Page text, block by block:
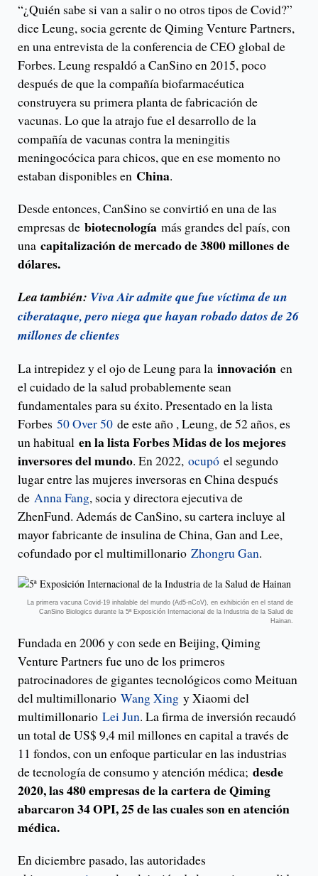
“¿Quién sabe si van a salir o no otros tipos de Covid?”
dice Leung, socia gerente de Qiming Venture Partners,
en una entrevista de la conferencia de CEO global de
Forbes. Leung respaldó a CanSino en 2015, poco
después de que la compañía biofarmacéutica
construyera su primera planta de fabricación de
vacunas. Lo que la atrajo fue el desarrollo de la
compañía de vacunas contra la meningitis
meningocócica para chicos, que en ese momento no
estaban disponibles en China.
Desde entonces, CanSino se convirtió en una de las
empresas de biotecnología más grandes del país, con
una capitalización de mercado de 3800 millones de
dólares.
Lea también: Viva Air admite que fue víctima de un
ciberataque, pero niega que hayan robado datos de 26
millones de clientes
La intrepidez y el ojo de Leung para la innovación en
el cuidado de la salud probablemente sean
fundamentales para su éxito. Presentado en la lista
Forbes 50 Over 50 de este año , Leung, de 52 años, es
un habitual en la lista Forbes Midas de los mejores
inversores del mundo. En 2022, ocupó el segundo
lugar entre las mujeres inversoras en China después
de Anna Fang, socia y directora ejecutiva de
ZhenFund. Además de CanSino, su cartera incluye al
mayor fabricante de insulina de China, Gan and Lee,
cofundado por el multimillonario Zhongru Gan.
La primera vacuna Covid-19 inhalable del mundo (Ad5-nCoV), en exhibición en el stand de
CanSino Biologics durante la 5ª Exposición Internacional de la Industria de la Salud de
Hainan.
Fundada en 2006 y con sede en Beijing, Qiming
Venture Partners fue uno de los primeros
patrocinadores de gigantes tecnológicos como Meituan
del multimillonario Wang Xing y Xiaomi del
multimillonario Lei Jun. La firma de inversión recaudó
un total de US$ 9,4 mil millones en capital a través de
11 fondos, con un enfoque particular en las industrias
de tecnología de consumo y atención médica; desde
2020, las 480 empresas de la cartera de Qiming
abarcaron 34 OPI, 25 de las cuales son en atención
médica.
En diciembre pasado, las autoridades